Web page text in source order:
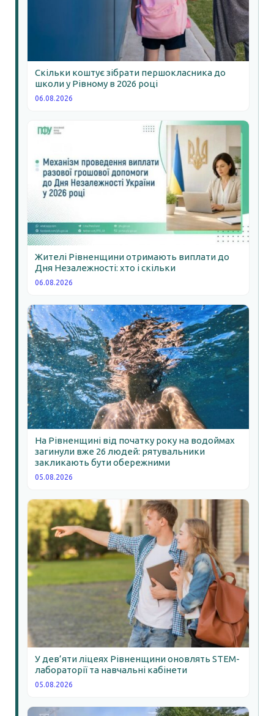
Скільки коштує зібрати першокласника до
школи у Рівному в 2026 році
06.08.2026
Жителі Рівненщини отримають виплати до
Дня Незалежності: хто і скільки
06.08.2026
На Рівненщині від початку року на водоймах
загинули вже 26 людей: рятувальники
закликають бути обережними
05.08.2026
У дев’яти ліцеях Рівненщини оновлять STEM-
лабораторії та навчальні кабінети
05.08.2026